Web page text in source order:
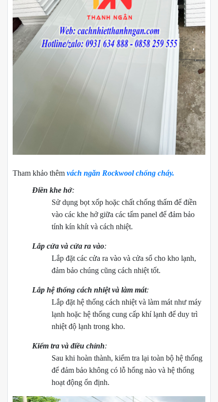
Tham khảo thêm vách ngăn Rockwool chống cháy.
Điền khe hở:
Sử dụng bọt xốp hoặc chất chống thấm để điền
vào các khe hở giữa các tấm panel để đảm bảo
tính kín khít và cách nhiệt.
Lắp cửa và cửa ra vào:
Lắp đặt các cửa ra vào và cửa sổ cho kho lạnh,
đảm bảo chúng cũng cách nhiệt tốt.
Lắp hệ thống cách nhiệt và làm mát:
Lắp đặt hệ thống cách nhiệt và làm mát như máy
lạnh hoặc hệ thống cung cấp khí lạnh để duy trì
nhiệt độ lạnh trong kho.
Kiểm tra và điều chỉnh:
Sau khi hoàn thành, kiểm tra lại toàn bộ hệ thống
để đảm bảo không có lỗ hổng nào và hệ thống
hoạt động ổn định.